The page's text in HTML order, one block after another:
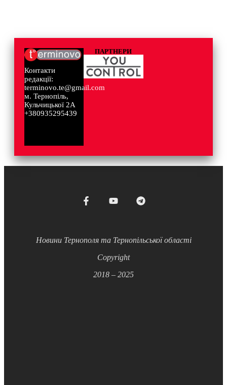
Контакти
редакції:
terminovo.te@gmail.com
м. Тернопіль,
Кульчицької 2А
+380935295439
ПАРТНЕРИ
Новини Тернополя та Тернопільської області
Copyright
2018 – 2025